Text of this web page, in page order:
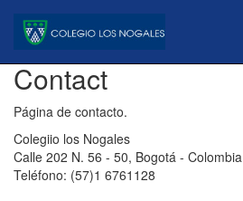
Contact
Página de contacto.
Colegiio los Nogales
Calle 202 N. 56 - 50, Bogotá - Colombia
Teléfono: (57)1 6761128